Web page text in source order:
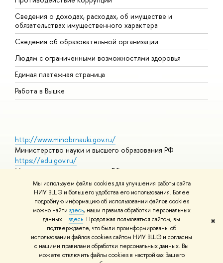
Мы используем файлы cookies для улучшения работы сайта
НИУ ВШЭ и большего удобства его использования. Более
подробную информацию об использовании файлов cookies
можно найти здесь, наши правила обработки персональных
данных –здесь. Продолжая пользоваться сайтом, вы
подтверждаете, что были проинформированы об
использовании файлов cookies сайтом НИУ ВШЭ и согласны
с нашими правилами обработки персональных данных. Вы
можете отключить файлы cookies в настройках Вашего
✖
Сведения о доходах, расходах, об имуществе и
обязательствах имущественного характера
Сведения об образовательной организации
Людям с ограниченными возможностями здоровья
Единая платежная страница
Работа в Вышке
http://www.minobrnauki.gov.ru/
Министерство науки и высшего образования РФ
https://edu.gov.ru/
Министерство просвещения РФ
https://elearning.hse.ru/mooc
Массовые открытые онлайн-курсы
© НИУ ВШЭ 1993–2026 Адреса и контактыУсловия
использования материалов Политика конфиденциальности
Шрифты HSE Sans и HSE Slab разработаны вШколе дизайна НИУ